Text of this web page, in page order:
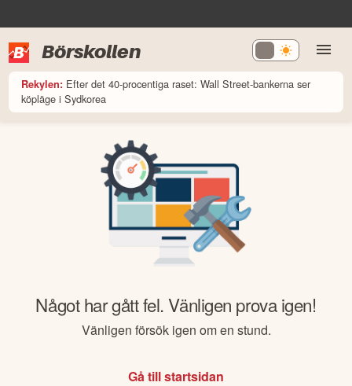
Börskollen
Rekylen: Efter det 40-procentiga raset: Wall Street-bankerna ser
köpläge i Sydkorea
Något har gått fel. Vänligen prova igen!
Vänligen försök igen om en stund.
Gå till startsidan